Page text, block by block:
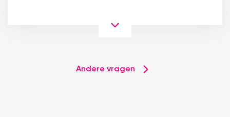
Andere vragen